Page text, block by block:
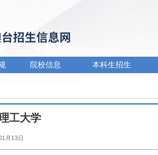
院校信息 本科生招生
工大学
月13日